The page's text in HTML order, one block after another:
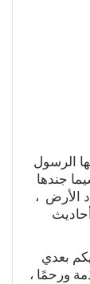
الرسول
جندها
الأرض ،
بعدي
ورحمًا ،